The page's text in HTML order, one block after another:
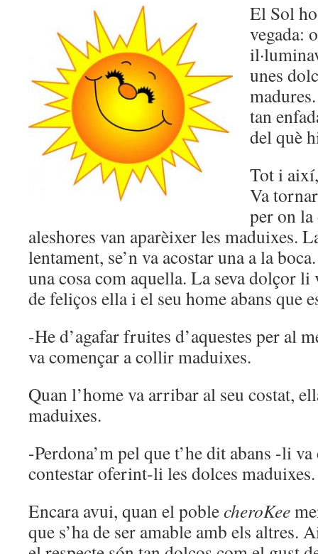
El Sol
vegada:
unes
tan
del què
Tot i
Va
per on la
aleshores van aparèixer les maduixes.
lentament, se’n va acostar una a la
una cosa com aquella. La seva dolçor li
de feliços ella i el seu home abans que
-He d’agafar fruites d’aquestes per al
va començar a collir maduixes.
Quan l’home va arribar al seu costat,
maduixes.
-Perdona’m pel que t’he dit abans -li
contestar oferint-li les dolces maduixes.
Encara avui, quan el poblecheroKee
que s’ha de ser amable amb els altres.